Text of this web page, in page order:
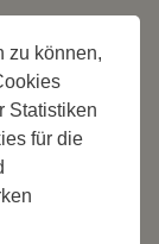
zu können,
Statistiken
für die
- Classement 5
Emplacements